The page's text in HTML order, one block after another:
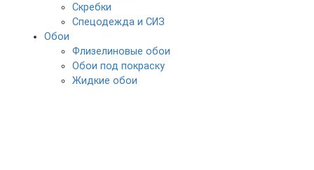
Скребки
Спецодежда и СИЗ
Обои
Флизелиновые обои
Обои под покраску
Жидкие обои